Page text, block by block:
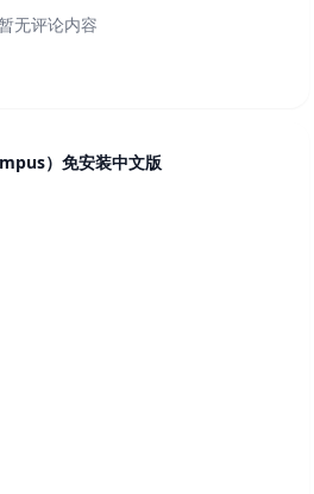
无评论内容
）免安装中文版